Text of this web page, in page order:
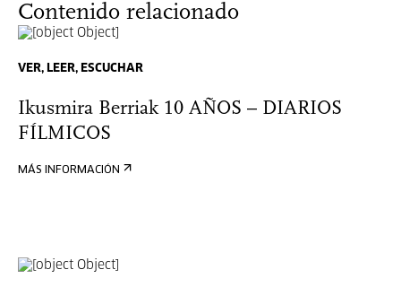
Contenido relacionado
VER, LEER, ESCUCHAR
Ikusmira Berriak 10 AÑOS – DIARIOS
FÍLMICOS
MÁS INFORMACIÓN